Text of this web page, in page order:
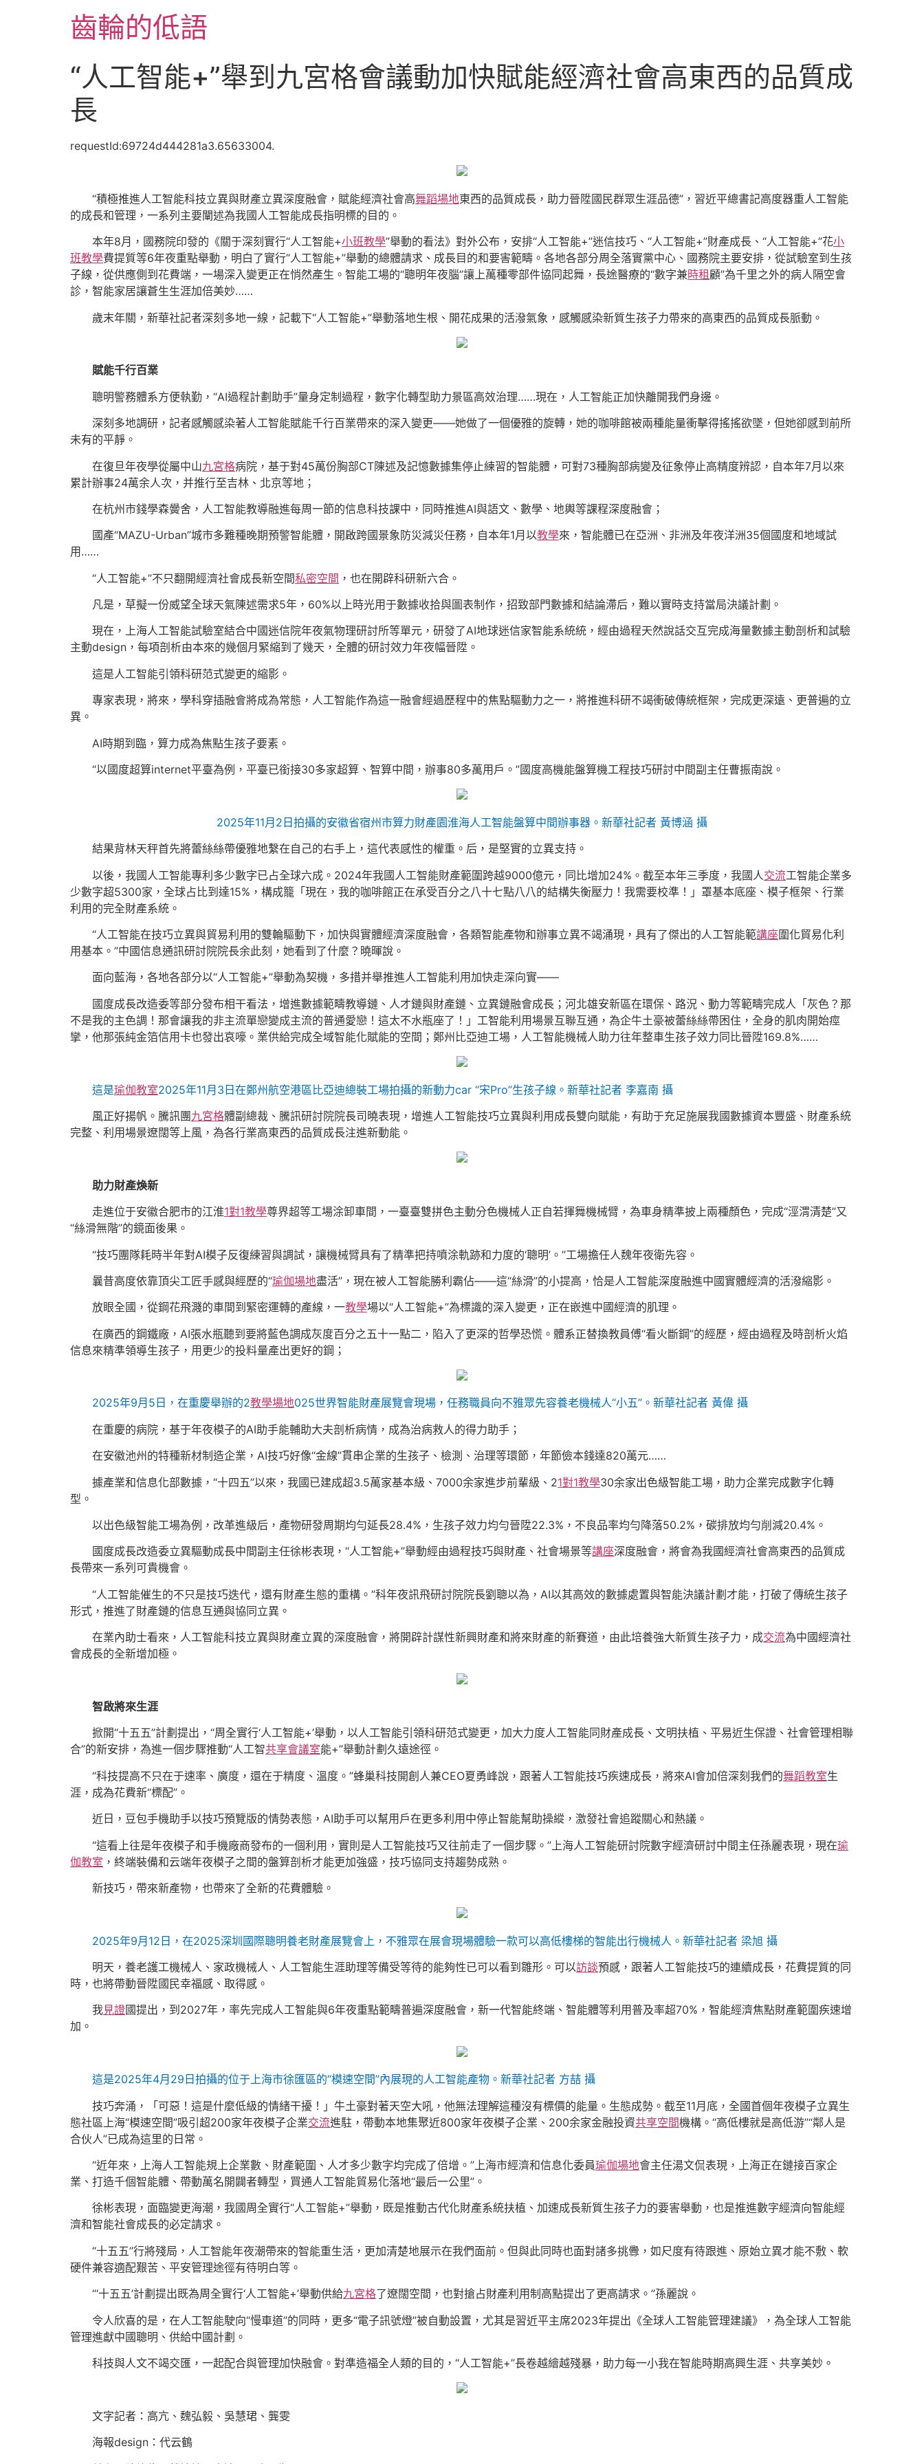
齒輪的低語
“人工智能+”舉到九宮格會議動加快賦能經濟社會高東西的品質成
長
requestId:69724d444281a3.65633004.
“積極推進人工智能科技立異與財產立異深度融會，賦能經濟社會高舞蹈場地東西的品質成長，助力晉陞國民群眾生涯品德”，習近平總書記高度器重人工智能
的成長和管理，一系列主要闡述為我國人工智能成長指明標的目的。
本年8月，國務院印發的《關于深刻實行“人工智能+小班教學”舉動的看法》對外公布，安排“人工智能+”迷信技巧、“人工智能+”財產成長、“人工智能+”花小
班教學費提質等6年夜重點舉動，明白了實行“人工智能+”舉動的總體請求、成長目的和要害範疇。各地各部分周全落實黨中心、國務院主要安排，從試驗室到生孩
子線，從供應側到花費端，一場深入變更正在悄然產生。智能工場的“聰明年夜腦”讓上萬種零部件協同起舞，長途醫療的“數字兼時租 顧”為千里之外的病人隔空會
診，智能家居讓蒼生生涯加倍美妙……
歲末年關，新華社記者深刻多地一線，記載下“人工智能+”舉動落地生根、開花成果的活潑氣象，感觸感染新質生孩子力帶來的高東西的品質成長脈動。
賦能千行百業
聰明警務體系方便執勤，“AI過程計劃助手”量身定制過程，數字化轉型助力景區高效治理……現在，人工智能正加快離開我們身邊。
深刻多地調研，記者感觸感染著人工智能賦能千行百業帶來的深入變更——她做了一個優雅的旋轉，她的咖啡館被兩種能量衝擊得搖搖欲墜，但她卻感到前所
未有的平靜。
在復旦年夜學從屬中山九宮格病院，基于對45萬份胸部CT陳述及記憶數據集停止練習的智能體，可對73種胸部病變及征象停止高精度辨認，自本年7月以來
累計辦事24萬余人次，并推行至吉林、北京等地；
在杭州市錢學森黌舍，人工智能教導融進每周一節的信息科技課中，同時推進AI與語文、數學、地輿等課程深度融會；
國產“MAZU-Urban”城市多難種晚期預警智能體，開啟跨國景象防災減災任務，自本年1月以教學來，智能體已在亞洲、非洲及年夜洋洲35個國度和地域試
用……
“人工智能+”不只翻開經濟社會成長新空間私密空間 ，也在開辟科研新六合。
凡是，草擬一份威望全球天氣陳述需求5年，60%以上時光用于數據收拾與圖表制作，招致部門數據和結論滯后，難以實時支持當局決議計劃。
現在，上海人工智能試驗室結合中國迷信院年夜氣物理研討所等單元，研發了AI地球迷信家智能系統統，經由過程天然說話交互完成海量數據主動剖析和試驗
主動design，每項剖析由本來的幾個月緊縮到了幾天，全體的研討效力年夜幅晉陞。
這是人工智能引領科研范式變更的縮影。
專家表現，將來，學科穿插融會將成為常態，人工智能作為這一融會經過歷程中的焦點驅動力之一，將推進科研不竭衝破傳統框架，完成更深遠、更普遍的立
異。
AI時期到臨，算力成為焦點生孩子要素。
“以國度超算internet平臺為例，平臺已銜接30多家超算、智算中間，辦事80多萬用戶。”國度高機能盤算機工程技巧研討中間副主任曹振南說。
2025年11月2日拍攝的安徽省宿州市算力財產園淮海人工智能盤算中間辦事器。新華社記者 黃博涵 攝
結果背林天秤首先將蕾絲絲帶優雅地繫在自己的右手上，這代表感性的權重。后，是堅實的立異支持。
以後，我國人工智能專利多少數字已占全球六成。2024年我國人工智能財產範圍跨越9000億元，同比增加24%。截至本年三季度，我國人交流工智能企業多
少數字超5300家，全球占比到達15%，構成籠「現在，我的咖啡館正在承受百分之八十七點八八的結構失衡壓力！我需要校準！」罩基本底座、模子框架、行業
利用的完全財產系統。
“人工智能在技巧立異與貿易利用的雙輪驅動下，加快與實體經濟深度融會，各類智能產物和辦事立異不竭涌現，具有了傑出的人工智能範講座圍化貿易化利
用基本。”中國信息通訊研討院院長余此刻，她看到了什麼？曉暉說。
面向藍海，各地各部分以“人工智能+”舉動為契機，多措并舉推進人工智能利用加快走深向實——
國度成長改造委等部分發布相干看法，增進數據範疇教導鏈、人才鏈與財產鏈、立異鏈融會成長；河北雄安新區在環保、路況、動力等範疇完成人「灰色？那
不是我的主色調！那會讓我的非主流單戀變成主流的普通愛戀！這太不水瓶座了！」工智能利用場景互聯互通，為企牛土豪被蕾絲絲帶困住，全身的肌肉開始痙
攣，他那張純金箔信用卡也發出哀嚎。業供給完成全域智能化賦能的空間；鄭州比亞迪工場，人工智能機械人助力往年整車生孩子效力同比晉陞169.8%……
這是瑜伽教室2025年11月3日在鄭州航空港區比亞迪總裝工場拍攝的新動力car “宋Pro”生孩子線。新華社記者 李嘉南 攝
風正好揚帆。騰訊團九宮格體副總裁、騰訊研討院院長司曉表現，增進人工智能技巧立異與利用成長雙向賦能，有助于充足施展我國數據資本豐盛、財產系統
完整、利用場景遼闊等上風，為各行業高東西的品質成長注進新動能。
助力財產煥新
走進位于安徽合肥市的江淮1對1教學尊界超等工場涂卸車間，一臺臺雙拼色主動分色機械人正自若揮舞機械臂，為車身精準披上兩種顏色，完成“涇渭清楚”又
“絲滑無階”的鏡面後果。
“技巧團隊耗時半年對AI模子反復練習與調試，讓機械臂具有了精準把持噴涂軌跡和力度的‘聰明’。”工場擔任人魏年夜衛先容。
曩昔高度依靠頂尖工匠手感與經歷的“瑜伽場地盡活”，現在被人工智能勝利霸佔——這“絲滑”的小提高，恰是人工智能深度融進中國實體經濟的活潑縮影。
放眼全國，從鋼花飛濺的車間到緊密運轉的產線，一教學場以“人工智能+”為標識的深入變更，正在嵌進中國經濟的肌理。
在廣西的鋼鐵廠，AI張水瓶聽到要將藍色調成灰度百分之五十一點二，陷入了更深的哲學恐慌。體系正替換教員傅“看火斷鋼”的經歷，經由過程及時剖析火焰
信息來精準領導生孩子，用更少的投料量產出更好的鋼；
2025年9月5日，在重慶舉辦的2教學場地025世界智能財產展覽會現場，任務職員向不雅眾先容養老機械人“小五”。新華社記者 黃偉 攝
在重慶的病院，基于年夜模子的AI助手能輔助大夫剖析病情，成為治病救人的得力助手；
在安徽池州的特種新材制造企業，AI技巧好像“金線”貫串企業的生孩子、檢測、治理等環節，年節儉本錢達820萬元……
據產業和信息化部數據，“十四五”以來，我國已建成超3.5萬家基本級、7000余家進步前輩級、21對1教學30余家出色級智能工場，助力企業完成數字化轉
型。
以出色級智能工場為例，改革進級后，產物研發周期均勻延長28.4%，生孩子效力均勻晉陞22.3%，不良品率均勻降落50.2%，碳排放均勻削減20.4%。
國度成長改造委立異驅動成長中間副主任徐彬表現，“人工智能+”舉動經由過程技巧與財產、社會場景等講座深度融會，將會為我國經濟社會高東西的品質成
長帶來一系列可貴機會。
“人工智能催生的不只是技巧迭代，還有財產生態的重構。”科年夜訊飛研討院院長劉聰以為，AI以其高效的數據處置與智能決議計劃才能，打破了傳統生孩子
形式，推進了財產鏈的信息互通與協同立異。
在業內助士看來，人工智能科技立異與財產立異的深度融會，將開辟計謀性新興財產和將來財產的新賽道，由此培養強大新質生孩子力，成交流為中國經濟社
會成長的全新增加極。
智啟將來生涯
掀開“十五五”計劃提出，“周全實行‘人工智能+’舉動，以人工智能引領科研范式變更，加大力度人工智能同財產成長、文明扶植、平易近生保證、社會管理相聯
合”的新安排，為進一個步驟推動“人工智共享會議室能+”舉動計劃久遠途徑。
“科技提高不只在于速率、廣度，還在于精度、溫度。”蜂巢科技開創人兼CEO夏勇峰說，跟著人工智能技巧疾速成長，將來AI會加倍深刻我們的舞蹈教室生
涯，成為花費新“標配”。
近日，豆包手機助手以技巧預覽版的情勢表態，AI助手可以幫用戶在更多利用中停止智能幫助操縱，激發社會追蹤關心和熱議。
“這看上往是年夜模子和手機廠商發布的一個利用，實則是人工智能技巧又往前走了一個步驟。”上海人工智能研討院數字經濟研討中間主任孫麗表現，現在瑜
伽教室 ，終端裝備和云端年夜模子之間的盤算剖析才能更加強盛，技巧協同支持趨勢成熟。
新技巧，帶來新產物，也帶來了全新的花費體驗。
2025年9月12日，在2025深圳國際聰明養老財產展覽會上，不雅眾在展會現場體驗一款可以高低樓梯的智能出行機械人。新華社記者 梁旭 攝
明天，養老護工機械人、家政機械人、人工智能生涯助理等備受等待的能夠性已可以看到雛形。可以訪談預感，跟著人工智能技巧的連續成長，花費提質的同
時，也將帶動晉陞國民幸福感、取得感。
我見證國提出，到2027年，率先完成人工智能與6年夜重點範疇普遍深度融會，新一代智能終端、智能體等利用普及率超70%，智能經濟焦點財產範圍疾速增
加。
這是2025年4月29日拍攝的位于上海市徐匯區的“模速空間”內展現的人工智能產物。新華社記者 方喆 攝
技巧奔涌，「可惡！這是什麼低級的情緒干擾！」牛土豪對著天空大吼，他無法理解這種沒有標價的能量。生態成勢。截至11月底，全國首個年夜模子立異生
態社區上海“模速空間”吸引超200家年夜模子企業交流進駐，帶動本地集聚近800家年夜模子企業、200余家金融投資共享空間機構。“高低樓就是高低游”“鄰人是
合伙人”已成為這里的日常。
“近年來，上海人工智能規上企業數、財產範圍、人才多少數字均完成了倍增。”上海市經濟和信息化委員瑜伽場地會主任湯文侃表現，上海正在鏈接百家企
業、打造千個智能體、帶動萬名開闢者轉型，買通人工智能貿易化落地“最后一公里”。
徐彬表現，面臨變更海潮，我國周全實行“人工智能+”舉動，既是推動古代化財產系統扶植、加速成長新質生孩子力的要害舉動，也是推進數字經濟向智能經
濟和智能社會成長的必定請求。
“十五五”行將殘局，人工智能年夜潮帶來的智能重生活，更加清楚地展示在我們面前。但與此同時也面對諸多挑釁，如尺度有待跟進、原始立異才能不敷、軟
硬件兼容適配艱苦、平安管理途徑有待明白等。
“‘十五五’計劃提出既為周全實行‘人工智能+’舉動供給九宮格了遼闊空間，也對搶占財產利用制高點提出了更高請求。”孫麗說。
令人欣喜的是，在人工智能駛向“慢車道”的同時，更多“電子訊號燈”被自動設置，尤其是習近平主席2023年提出《全球人工智能管理建議》，為全球人工智能
管理進獻中國聰明、供給中國計劃。
科技與人文不竭交匯，一起配合與管理加快融會。對準造福全人類的目的，“人工智能+”長卷越繪越殘暴，助力每一小我在智能時期高興生涯、共享美妙。
文字記者：高亢、魏弘毅、吳慧珺、龔雯
海報design：代云鶴